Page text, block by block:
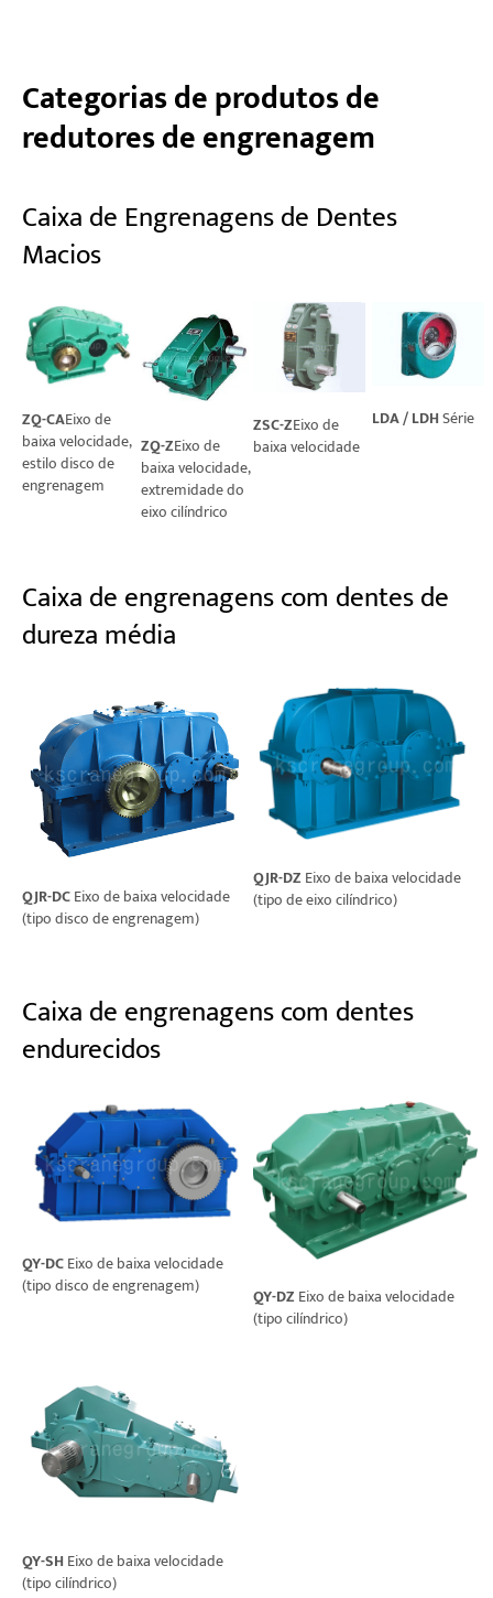
Categorias de produtos de
redutores de engrenagem
Caixa de Engrenagens de Dentes
Macios
ZQ-CAEixo de
baixa velocidade,
estilo disco de
engrenagem
ZQ-ZEixo de
baixa velocidade,
extremidade do
eixo cilíndrico
ZSC-ZEixo de
baixa velocidade
LDA / LDHSérie
Caixa de engrenagens com dentes de
dureza média
QJR-DCEixo de baixa velocidade
(tipo disco de engrenagem)
QJR-DZ Eixo de baixa velocidade
(tipo de eixo cilíndrico)
Caixa de engrenagens com dentes
endurecidos
QY-DCEixo de baixa velocidade
(tipo disco de engrenagem)
QY-DZ Eixo de baixa velocidade
(tipo cilíndrico)
QY-SHEixo de baixa velocidade
(tipo cilíndrico)